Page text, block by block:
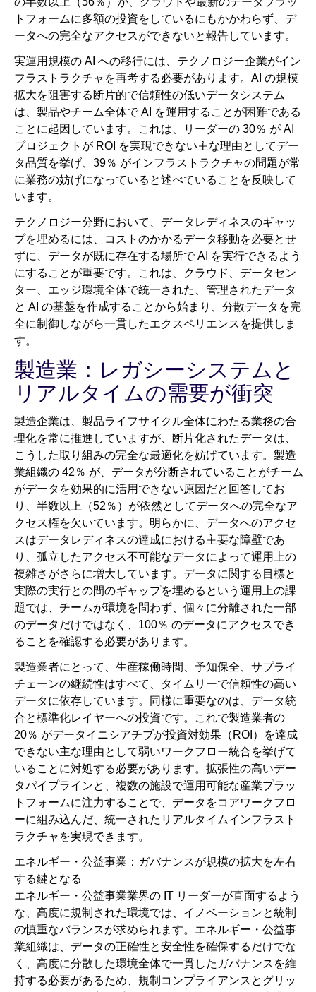
トフォームに多額の投資をしているにもかかわらず、デ
ータへの完全なアクセスができないと報告しています。
実運用規模の AI への移行には、テクノロジー企業がイン
フラストラクチャを再考する必要があります。AI の規模
拡大を阻害する断片的で信頼性の低いデータシステム
は、製品やチーム全体で AI を運用することが困難である
ことに起因しています。これは、リーダーの 30％ が AI
プロジェクトが ROI を実現できない主な理由としてデー
タ品質を挙げ、39％ がインフラストラクチャの問題が常
に業務の妨げになっていると述べていることを反映して
います。
テクノロジー分野において、データレディネスのギャッ
プを埋めるには、コストのかかるデータ移動を必要とせ
ずに、データが既に存在する場所で AI を実行できるよう
にすることが重要です。これは、クラウド、データセン
ター、エッジ環境全体で統一された、管理されたデータ
と AI の基盤を作成することから始まり、分散データを完
全に制御しながら一貫したエクスペリエンスを提供しま
す。
製造業：レガシーシステムと
リアルタイムの需要が衝突
製造企業は、製品ライフサイクル全体にわたる業務の合
理化を常に推進していますが、断片化されたデータは、
こうした取り組みの完全な最適化を妨げています。製造
業組織の 42％ が、データが分断されていることがチーム
がデータを効果的に活用できない原因だと回答してお
り、半数以上（52％）が依然としてデータへの完全なア
クセス権を欠いています。明らかに、データへのアクセ
スはデータレディネスの達成における主要な障壁であ
り、孤立したアクセス不可能なデータによって運用上の
複雑さがさらに増大しています。データに関する目標と
実際の実行との間のギャップを埋めるという運用上の課
題では、チームが環境を問わず、個々に分離された一部
のデータだけではなく、100％ のデータにアクセスでき
ることを確認する必要があります。
製造業者にとって、生産稼働時間、予知保全、サプライ
チェーンの継続性はすべて、タイムリーで信頼性の高い
データに依存しています。同様に重要なのは、データ統
合と標準化レイヤーへの投資です。これで製造業者の
20％ がデータイニシアチブが投資対効果（ROI）を達成
できない主な理由として弱いワークフロー統合を挙げて
いることに対処する必要があります。拡張性の高いデー
タパイプラインと、複数の施設で運用可能な産業プラッ
トフォームに注力することで、データをコアワークフロ
ーに組み込んだ、統一されたリアルタイムインフラスト
ラクチャを実現できます。
エネルギー・公益事業：ガバナンスが規模の拡大を左右
する鍵となる
エネルギー・公益事業業界の IT リーダーが直面するよう
な、高度に規制された環境では、イノベーションと統制
の慎重なバランスが求められます。エネルギー・公益事
業組織は、データの正確性と安全性を確保するだけでな
く、高度に分散した環境全体で一貫したガバナンスを維
持する必要があるため、規制コンプライアンスとグリッ